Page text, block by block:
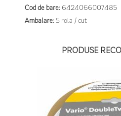
Cod de bare: 6424066007485
Ambalare: 5 rola / cut
PRODUSE